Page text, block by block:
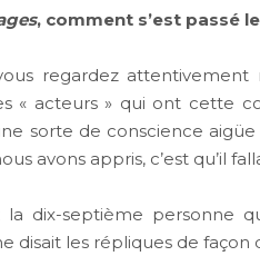
, comment s’est passé
regardez attentivement
« acteurs » qui ont cette
sorte de conscience
avons appris, c’est qu’il
la dix-septième personne
disait les répliques de façon